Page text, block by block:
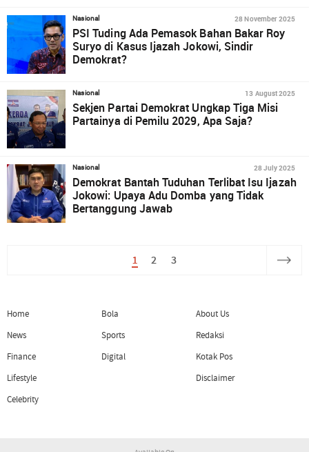
Nasional 28 November 2025
PSI Tuding Ada Pemasok Bahan Bakar Roy
Suryo di Kasus Ijazah Jokowi, Sindir
Demokrat?
Nasional 13 August 2025
Sekjen Partai Demokrat Ungkap Tiga Misi
Partainya di Pemilu 2029, Apa Saja?
Nasional 28 July 2025
Demokrat Bantah Tuduhan Terlibat Isu Ijazah
Jokowi: Upaya Adu Domba yang Tidak
Bertanggung Jawab
1 2 3
Home
News
Finance
Lifestyle
Celebrity
Bola
Sports
Digital
About Us
Redaksi
Kotak Pos
Disclaimer